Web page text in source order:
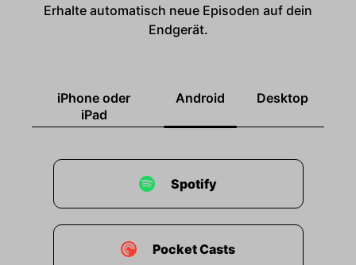
Erhalte automatisch neue Episoden auf dein
Endgerät.
iPhone oder
iPad
Android Desktop
Spotify
Pocket Casts